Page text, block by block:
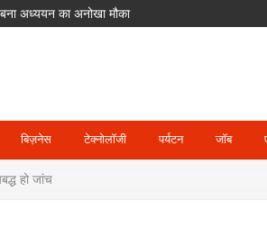
अध्ययन का अनोखा मौका
से बाहर; जॉस बटलर संभालेंगे कप्तानी
में पहुंच रहे श्रद्धालु
बिज़नेस टेक्नोलॉजी पर्यटन जॉब
हो जांच